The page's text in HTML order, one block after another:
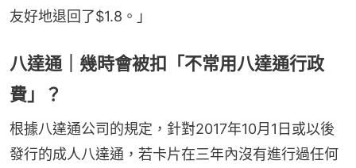
友好地退回了$1.8。」
八達通｜幾時會被扣「不常用八達通行政
費」？
根據八達通公司的規定，針對2017年10月1日或以後
發行的成人八達通，若卡片在三年內沒有進行過任何